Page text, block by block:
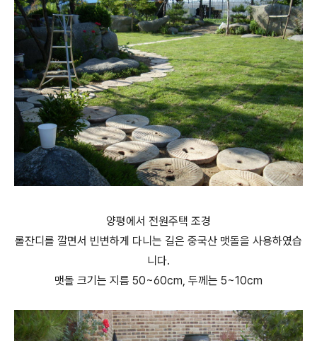
양평에서 전원주택 조경
롤잔디를 깔면서 빈변하게 다니는 길은 중국산 맷돌을 사용하였습
니다.
맷돌 크기는 지름 50~60cm, 두께는 5~10cm